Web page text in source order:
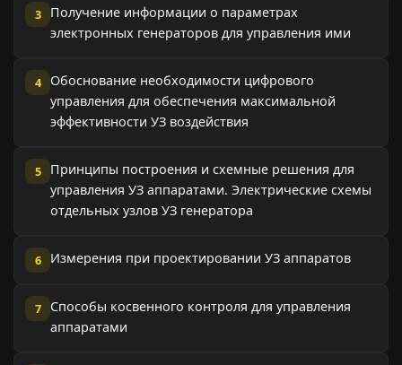
3
Получение информации о параметрах
электронных генераторов для управления ими
4
Обоснование необходимости цифрового
управления для обеспечения максимальной
эффективности УЗ воздействия
5
Принципы построения и схемные решения для
управления УЗ аппаратами. Электрические схемы
отдельных узлов УЗ генератора
6 Измерения при проектировании УЗ аппаратов
7
Способы косвенного контроля для управления
аппаратами